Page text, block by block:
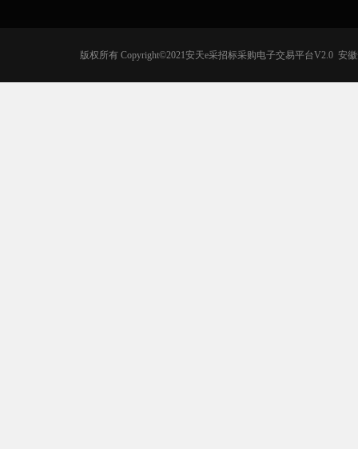
版权所有 Copyright©2021安天e采招标采购电子交易平台V2.0 安